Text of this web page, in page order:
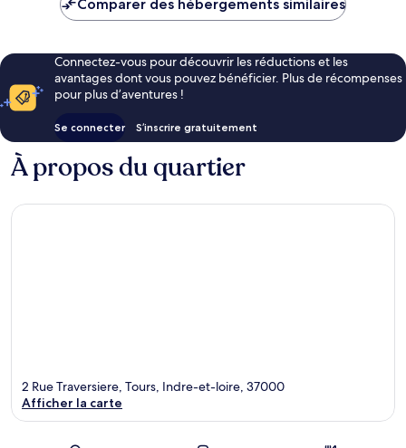
Comparer des hébergements similaires
Connectez-vous pour découvrir les réductions et les
avantages dont vous pouvez bénéficier. Plus de récompenses
pour plus d’aventures !
Se connecter S’inscrire gratuitement
À propos du quartier
2 Rue Traversiere, Tours, Indre-et-loire, 37000
Afficher la carte